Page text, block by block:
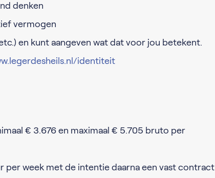
denken
vermogen
en kunt aangeven wat dat voor jou betekent.
identiteit
€ 3.676 en maximaal € 5.705 bruto per
per week met de intentie daarna een vast contract